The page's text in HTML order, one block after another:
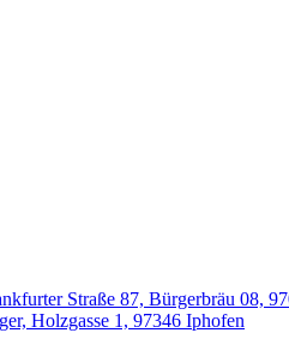
Straße 87, Bürgerbräu 08,
Holzgasse 1, 97346 Iphofen